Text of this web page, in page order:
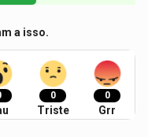
a isso.
0
Triste
0
Grr